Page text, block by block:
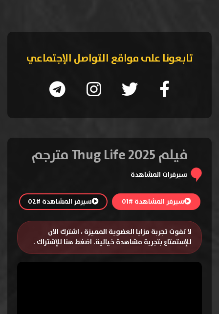
تابعونا على مواقع التواصل الإجتماعي
فيلم Thug Life 2025 مترجم
سيرفرات المشاهدة
سيرفر المشاهدة #01 سيرفر المشاهدة #02
لا تفوت تجربة مزايا العضوية المميزة ، اشترك الان
للإستمتاع بتجربة مشاهدة خيالية. اضغط هنا للإشتراك .